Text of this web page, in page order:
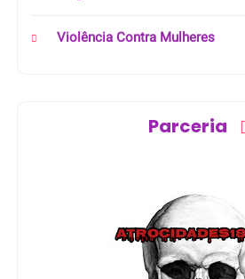
Violência Contra Mulheres
Parceria